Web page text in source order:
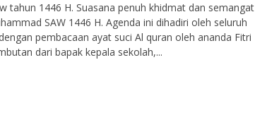
tahun 1446 H. Suasana penuh khidmat dan semangat
SAW 1446 H. Agenda ini dihadiri oleh seluruh
pembacaan ayat suci Al quran oleh ananda Fitri
dari bapak kepala sekolah,...